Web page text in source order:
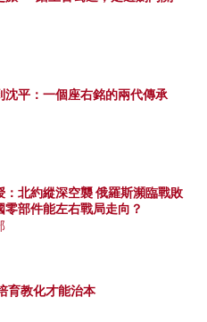
沈平：一個座右銘的兩代傳承
：北約縱深空襲 俄羅斯瀕臨戰敗
零部件能左右戰局走向？
育教化才能治本